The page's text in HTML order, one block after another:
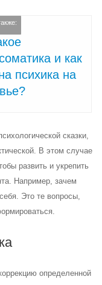
и как
психика на
сказки,
В этом случае
развить и укрепить
Например, зачем
Это те вопросы,
определенной